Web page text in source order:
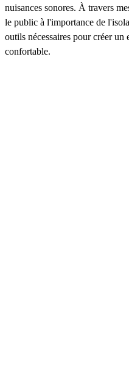
nuisances sonores. À travers
le public à l'importance de
outils nécessaires pour créer
confortable.